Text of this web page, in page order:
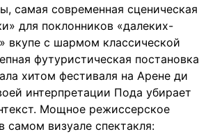
самая современная сценическая
для поклонников «далеких-
вкупе с шармом классической
футуристическая постановка
хитом фестиваля на Арене ди
интерпретации Пода убирает
Мощное режиссерское
самом визуале спектакля: